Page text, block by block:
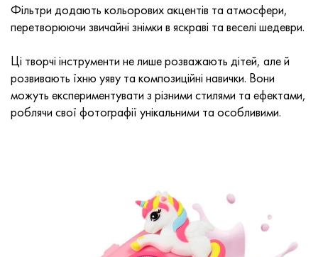
Фільтри додають кольорових акцентів та атмосфери,
перетворюючи звичайні знімки в яскраві та веселі шедеври.
Ці творчі інструменти не лише розважають дітей, але й
розвивають їхню уяву та композиційні навички. Вони
можуть експериментувати з різними стилями та ефектами,
роблячи свої фотографії унікальними та особливими.